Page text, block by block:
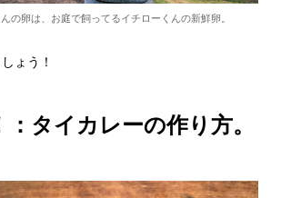
の卵は、お庭で飼ってるイチローくんの新鮮卵。
ょう！
タイカレーの作り方。